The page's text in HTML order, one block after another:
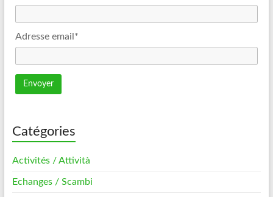
Adresse email*
Catégories
Activités / Attività
Echanges / Scambi